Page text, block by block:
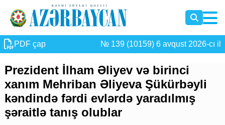
PDF çap № 139 (10159) 6 avqust 2026-cı il
Prezident İlham Əliyev və birinci
xanım Mehriban Əliyeva Şükürbəyli
kəndində fərdi evlərdə yaradılmış
şəraitlə tanış olublar